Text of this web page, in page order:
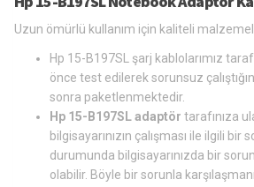
Uzun ömürlü kullanım için kaliteli
Hp 15-B197SL şarj kablolarımız
önce test edilerek sorunsuz
sonra paketlenmektedir.
Hp 15-B197SL adaptör tarafınıza
bilgisayarınızın çalışması ile ilgili bir
durumunda bilgisayarınızda bir
olabilir. Böyle bir sorunla